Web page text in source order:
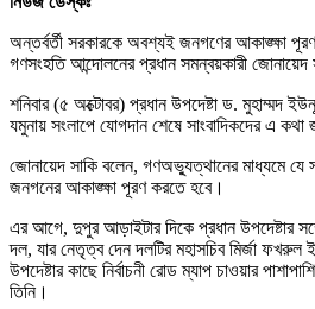
অন্তর্বর্তী সরকারকে অবশ্যই জনগণের আকাঙ্ক্ষা
গণসংহতি আন্দোলনের প্রধান সমন্বয়কারী জোনায়েদ
শনিবার (৫ অক্টোবর) প্রধান উপদেষ্টা ড. মুহাম্মদ
যমুনায় সংলাপে যোগদান শেষে সাংবাদিকদের এ কথা
জোনায়েদ সাকি বলেন, গণঅভ্যুত্থানের মাধ্যমে
জনগনের আকাঙ্ক্ষা পূরণ করতে হবে।
এর আগে, দুপুর আড়াইটার দিকে প্রধান উপদেষ্টার
দল, যার নেতৃত্ব দেন দলটির মহাসচিব মির্জা
উপদেষ্টার কাছে নির্বাচনী রোড ম্যাপ চাওয়ার
তিনি।